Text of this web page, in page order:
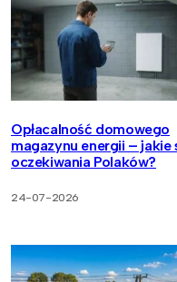
Opłacalność domowego
magazynu energii – jakie
oczekiwania Polaków?
24-07-2026